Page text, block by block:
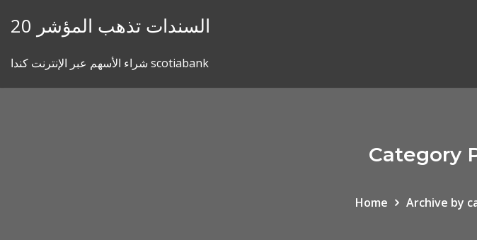
20 السندات تذهب المؤشر
شراء الأسهم عبر الإنترنت كندا scotiabank
Category
Home Archive by